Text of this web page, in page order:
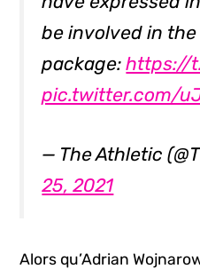
be involved in
package:https://
pic.twitter.com/
— The Athletic
25, 2021
Alors qu’Adrian